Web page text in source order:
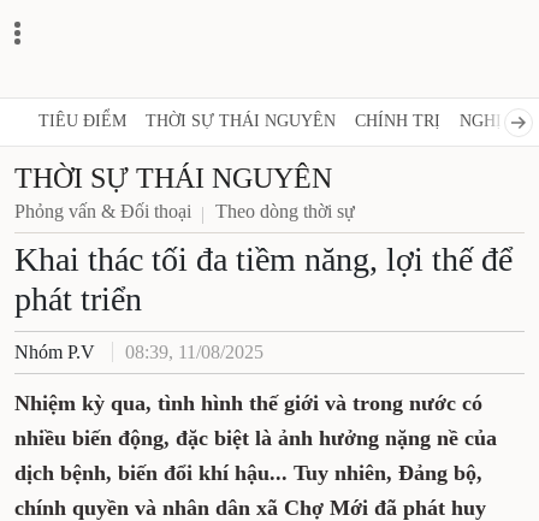
TIÊU ĐIỂM THỜI SỰ THÁI NGUYÊN CHÍNH TRỊ NGHỊ
THỜI SỰ THÁI NGUYÊN
Phỏng vấn & Đối thoại Theo dòng thời sự
Khai thác tối đa tiềm năng, lợi thế để
phát triển
Nhóm P.V 08:39, 11/08/2025
Nhiệm kỳ qua, tình hình thế giới và trong nước có
nhiều biến động, đặc biệt là ảnh hưởng nặng nề của
dịch bệnh, biến đổi khí hậu... Tuy nhiên, Đảng bộ,
chính quyền và nhân dân xã Chợ Mới đã phát huy